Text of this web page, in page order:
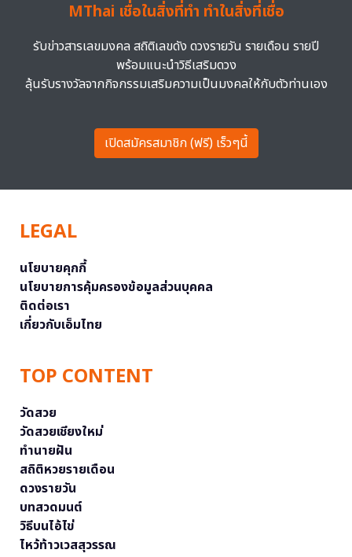
MThai เชื่อในสิ่งที่ทำ ทำในสิ่งที่เชื่อ
รับข่าวสารเลขมงคล สถิติเลขดัง ดวงรายวัน รายเดือน รายปี
พร้อมแนะนำวิธีเสริมดวง
ลุ้นรับรางวัลจากกิจกรรมเสริมความเป็นมงคลให้กับตัวท่านเอง
เปิดสมัครสมาชิก (ฟรี) เร็วๆนี้
LEGAL
นโยบายคุกกี้
นโยบายการคุ้มครองข้อมูลส่วนบุคคล
ติดต่อเรา
เกี่ยวกับเอ็มไทย
TOP CONTENT
วัดสวย
วัดสวยเชียงใหม่
ทำนายฝัน
สถิติหวยรายเดือน
ดวงรายวัน
บทสวดมนต์
วิธีบนไอ้ไข่
ไหว้ท้าวเวสสุวรรณ